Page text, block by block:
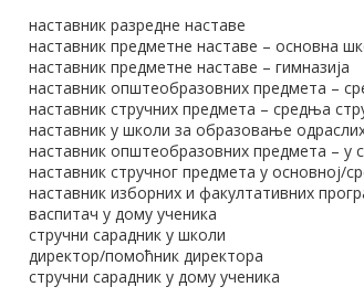
наставник разредне наставе
наставник предметне наставе – основна
наставник предметне наставе – гимназија
наставник општеобразовних предмета –
наставник стручних предмета – средња
наставник у школи за образовање
наставник општеобразовних предмета – у
наставник стручног предмета у основној/
наставник изборних и факултативних
васпитач у дому ученика
стручни сарадник у школи
директор/помоћник директора
стручни сарадник у дому ученика